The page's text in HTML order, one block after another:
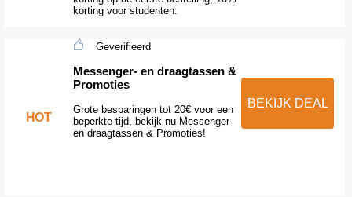
korting voor studenten.
HOT
Geverifieerd
Messenger- en draagtassen &
Promoties
Grote besparingen tot 20€ voor een
beperkte tijd, bekijk nu Messenger-
en draagtassen & Promoties!
BEKIJK DEAL